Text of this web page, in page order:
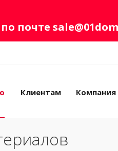
почте
Клиентам Компания